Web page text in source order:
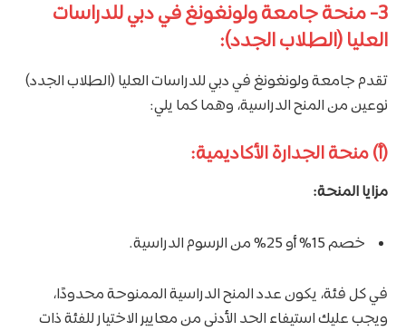
3- منحة جامعة ولونغونغ في دبي للدراسات
العليا (الطلاب الجدد):
تقدم جامعة ولونغونغ في دبي للدراسات العليا (الطلاب الجدد)
نوعين من المنح الدراسية، وهما كما يلي:
(أ) منحة الجدارة الأكاديمية:
مزايا المنحة:
خصم 15% أو 25% من الرسوم الدراسية.
في كل فئة، يكون عدد المنح الدراسية الممنوحة محدودًا،
ويجب عليك استيفاء الحد الأدنى من معايير الاختيار للفئة ذات